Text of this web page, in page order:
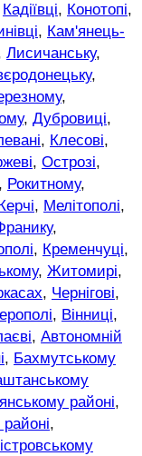
Кадіївці, Конотопі,
, Кам'янець-
Лисичанську,
,
,
, Дубровиці,
, Клесові,
, Острозі,
, Рокитному,
Керчі, Мелітополі,
,
, Кременчуці,
, Житомирі,
, Чернігові,
, Вінниці,
, Автономній
, Бахмутському
районі,
,